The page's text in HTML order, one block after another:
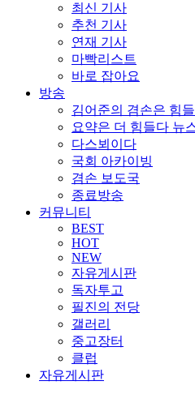
최신 기사
추천 기사
연재 기사
마빡리스트
바로 잡아요
방송
김어준의 겸손은 힘
요약은 더 힘들다 뉴
다스뵈이다
국회 아카이빙
겸손 보도국
종료방송
커뮤니티
BEST
HOT
NEW
자유게시판
독자투고
필진의 전당
갤러리
중고장터
클럽
자유게시판